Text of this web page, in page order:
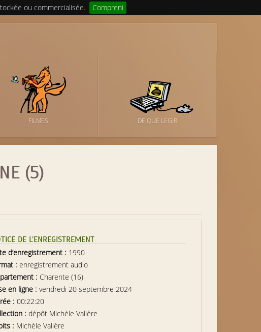
ou commercialisée. Compreni
FILMES DE QUE LEGIR
(5)
DE L’ENREGISTREMENT
d’enregistrement : 1990
: enregistrement audio
: Charente (16)
en ligne : vendredi 20 septembre 2024
: 00:22:20
: dépôt Michèle Valière
: Michèle Valière